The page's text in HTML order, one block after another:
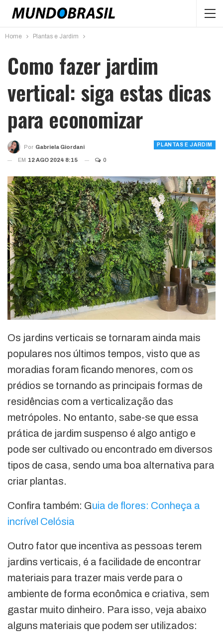
Home Plantas e Jardim
Como fazer jardim
vertical: siga estas dicas
para economizar
PLANTAS E JARDIM
Por Gabriela Giordani
EM 12 AGO 2024 8:15 0
Os jardins verticais se tornaram ainda mais
populares nos últimos tempos, visto que as
moradias foram ficando menores, com os
prédios se tornando as principais formas de
residências com a verticalização das
metrópoles. No entanto, sabe-se que essa
prática de jardim suspenso é algo antigo e
pode ser cultivado ou encontrado em diversos
tipos de casa, sendo uma boa alternativa para
criar plantas.
Confira também: Guia de flores: Conheça a
incrível Celósia
Outro fator que incentiva as pessoas terem
jardins verticais, é a facilidade de encontrar
materiais para trazer mais verde para o
ambiente de forma econômica e criativa, sem
gastar muito dinheiro. Para isso, veja abaixo
alguns materiais que podem ser utilizados: